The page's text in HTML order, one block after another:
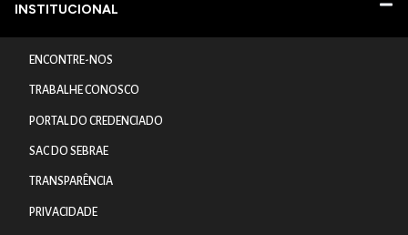
INSTITUCIONAL
ENCONTRE-NOS
TRABALHE CONOSCO
PORTAL DO CREDENCIADO
SAC DO SEBRAE
TRANSPARÊNCIA
PRIVACIDADE